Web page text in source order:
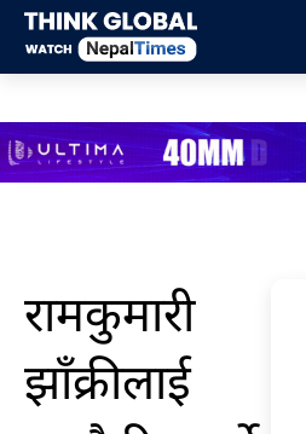
Skip
content
रामकुमारी
झाँक्रीलाई